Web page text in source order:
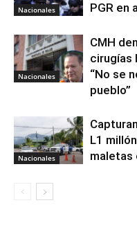
Nacionales
PGR en
Nacionales
CMH
cirugías
“No se
pueblo”
Nacionales
L1
maletas